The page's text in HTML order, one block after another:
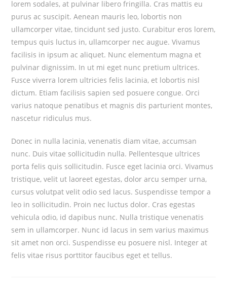
lorem sodales, at pulvinar libero fringilla. Cras mattis eu
purus ac suscipit. Aenean mauris leo, lobortis non
ullamcorper vitae, tincidunt sed justo. Curabitur eros lorem,
tempus quis luctus in, ullamcorper nec augue. Vivamus
facilisis in ipsum ac aliquet. Nunc elementum magna et
pulvinar dignissim. In ut mi eget nunc pretium ultrices.
Fusce viverra lorem ultricies felis lacinia, et lobortis nisl
dictum. Etiam facilisis sapien sed posuere congue. Orci
varius natoque penatibus et magnis dis parturient montes,
nascetur ridiculus mus.
Donec in nulla lacinia, venenatis diam vitae, accumsan
nunc. Duis vitae sollicitudin nulla. Pellentesque ultrices
porta felis quis sollicitudin. Fusce eget lacinia orci. Vivamus
tristique, velit ut laoreet egestas, dolor arcu semper urna,
cursus volutpat velit odio sed lacus. Suspendisse tempor a
leo in sollicitudin. Proin nec luctus dolor. Cras egestas
vehicula odio, id dapibus nunc. Nulla tristique venenatis
sem in ullamcorper. Nunc id lacus in sem varius maximus
sit amet non orci. Suspendisse eu posuere nisl. Integer at
felis vitae risus porttitor faucibus eget et tellus.